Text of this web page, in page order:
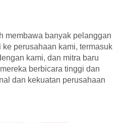
membawa banyak pelanggan
perusahaan kami, termasuk
kami, dan mitra baru
berbicara tinggi dan
dan kekuatan perusahaan